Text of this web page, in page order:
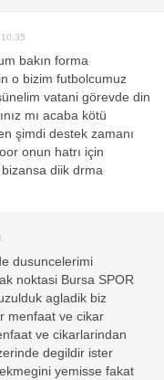
bakın forma
o bizim futbolcumuz
vatani görevde din
mı acaba kötü
şimdi destek zamanı
onun hatrı için
diik drma
dusuncelerimi
noktasi Bursa SPOR
agladik biz
menfaat ve cikar
ve cikarlarindan
degildir ister
yemisse fakat